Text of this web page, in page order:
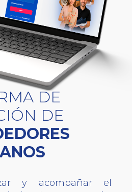
DE
DE
y acompañar el